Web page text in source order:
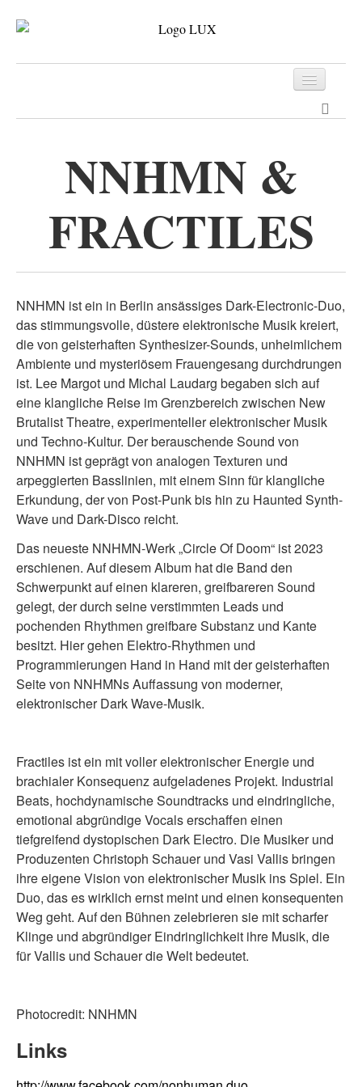
Archiv
Kontakt
NNHMN &
FRACTILES
NNHMN ist ein in Berlin ansässiges Dark-Electronic-Duo,
das stimmungsvolle, düstere elektronische Musik kreiert,
die von geisterhaften Synthesizer-Sounds, unheimlichem
Ambiente und mysteriösem Frauengesang durchdrungen
ist. Lee Margot und Michal Laudarg begaben sich auf
eine klangliche Reise im Grenzbereich zwischen New
Brutalist Theatre, experimenteller elektronischer Musik
und Techno-Kultur. Der berauschende Sound von
NNHMN ist geprägt von analogen Texturen und
arpeggierten Basslinien, mit einem Sinn für klangliche
Erkundung, der von Post-Punk bis hin zu Haunted Synth-
Wave und Dark-Disco reicht.
Das neueste NNHMN-Werk „Circle Of Doom“ ist 2023
erschienen. Auf diesem Album hat die Band den
Schwerpunkt auf einen klareren, greifbareren Sound
gelegt, der durch seine verstimmten Leads und
pochenden Rhythmen greifbare Substanz und Kante
besitzt. Hier gehen Elektro-Rhythmen und
Programmierungen Hand in Hand mit der geisterhaften
Seite von NNHMNs Auffassung von moderner,
elektronischer Dark Wave-Musik.
Fractiles ist ein mit voller elektronischer Energie und
brachialer Konsequenz aufgeladenes Projekt. Industrial
Beats, hochdynamische Soundtracks und eindringliche,
emotional abgründige Vocals erschaffen einen
tiefgreifend dystopischen Dark Electro. Die Musiker und
Produzenten Christoph Schauer und Vasi Vallis bringen
ihre eigene Vision von elektronischer Musik ins Spiel. Ein
Duo, das es wirklich ernst meint und einen konsequenten
Weg geht. Auf den Bühnen zelebrieren sie mit scharfer
Klinge und abgründiger Eindringlichkeit ihre Musik, die
für Vallis und Schauer die Welt bedeutet.
Photocredit: NNHMN
Links